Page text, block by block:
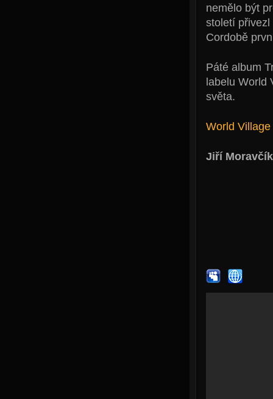
nemělo být
století
Cordobě
Páté album
labelu World
světa.
World Village
Jiří Moravčík